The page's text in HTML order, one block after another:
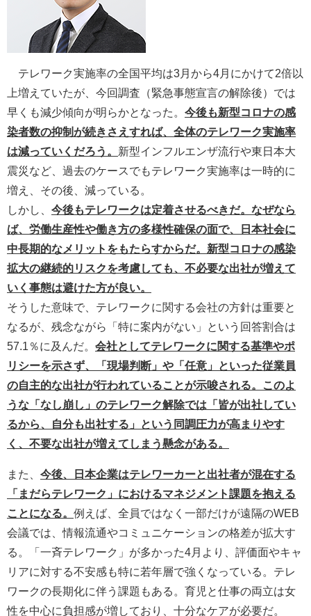
テレワーク実施率の全国平均は3月から4月にかけて2倍以
上増えていたが、今回調査（緊急事態宣言の解除後）では
早くも減少傾向が明らかとなった。 今後も新型コロナの感
染者数の抑制が続きさえすれば、全体のテレワーク実施率
は減っていくだろう。 新型インフルエンザ流行や東日本大
震災など、過去のケースでもテレワーク実施率は一時的に
増え、その後、減っている。
しかし、 今後もテレワークは定着させるべきだ。なぜなら
ば、労働生産性や働き方の多様性確保の面で、日本社会に
中長期的なメリットをもたらすからだ。新型コロナの感染
拡大の継続的リスクを考慮しても、不必要な出社が増えて
いく事態は避けた方が良い。
そうした意味で、テレワークに関する会社の方針は重要と
なるが、残念ながら「特に案内がない」という回答割合は
57.1％に及んだ。 会社としてテレワークに関する基準やポ
リシーを示さず、「現場判断」や「任意」といった従業員
の自主的な出社が行われていることが示唆される。このよ
うな「なし崩し」のテレワーク解除では「皆が出社してい
るから、自分も出社する」という同調圧力が高まりやす
く、不要な出社が増えてしまう懸念がある。
また、 今後、日本企業はテレワーカーと出社者が混在する
「まだらテレワーク」におけるマネジメント課題を抱える
ことになる。 例えば、全員ではなく一部だけが遠隔のWEB
会議では、情報流通やコミュニケーションの格差が拡大す
る。「一斉テレワーク」が多かった4月より、評価面やキャ
リアに対する不安感も特に若年層で強くなっている。テレ
ワークの長期化に伴う課題もある。育児と仕事の両立は女
性を中心に負担感が増しており、十分なケアが必要だ。